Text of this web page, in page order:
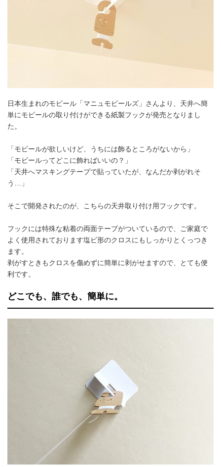
日本生まれのモビール「マニュモビールズ」さんより、天井へ簡
単にモビールの取り付けができる紙製フックが発売となりまし
た。
「モビールが欲しいけど、うちには飾るところがないから」
「モビールってどこに飾ればいいの？」
「天井へマスキングテープで貼っていたが、なんだか剥がれそ
う…」
そこで開発されたのが、こちらの天井取り付け用フックです。
フックには特殊な粘着の両面テープがついているので、ご家庭で
よく使用されております塩ビ形のクロスにもしっかりとくっつき
ます。
剥がすときもクロスを傷めずに簡単に剥がせますので、とても便
利です。
どこでも、誰でも、簡単に。